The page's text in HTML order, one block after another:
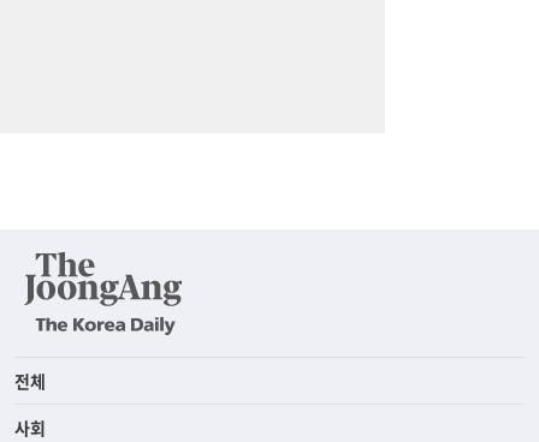
전체
사회